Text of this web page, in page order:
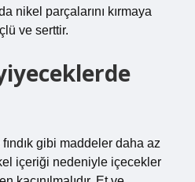
nikel parçalarını kırmaya
ve serttir.
gibi maddeler daha az
içeriği nedeniyle içecekler